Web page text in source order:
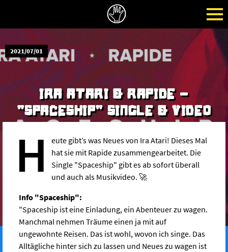
2021/07/01
IRA ATARI & RAPIDE -
"SPACESHIP" SINGLE & VIDEO
H
eute gibt’s was Neues von Ira Atari! Dieses Mal
hat sie mit Rapide zusammengearbeitet. Die
Single "Spaceship" gibt es ab sofort überall
und auch als Musikvideo. 🚀
Info "Spaceship":
"Spaceship ist eine Einladung, ein Abenteuer zu wagen.
Manchmal nehmen Träume einen ja mit auf
ungewohnte Reisen. Das ist wohl, wovon ich singe. Das
Alltägliche hinter sich zu lassen und Neues zu wagen ist